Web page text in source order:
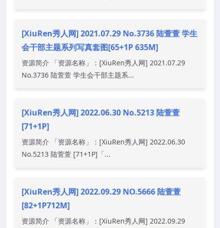
[XiuRen秀人网] 2021.07.29 No.3736 陆萱萱 学生
会干部主题系列写真套图[65+1P 635M]
资源简介 「资源名称」：[XiuRen秀人网] 2021.07.29
No.3736 陆萱萱 学生会干部主题系...
[XiuRen秀人网] 2022.06.30 No.5213 陆萱萱
[71+1P]
资源简介 「资源名称」：[XiuRen秀人网] 2022.06.30
No.5213 陆萱萱 [71+1P]「...
[XiuRen秀人网] 2022.09.29 NO.5666 陆萱萱
[82+1P712M]
资源简介 「资源名称」：[XiuRen秀人网] 2022.09.29